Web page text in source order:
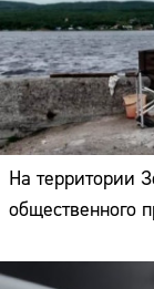
На территории
общественного